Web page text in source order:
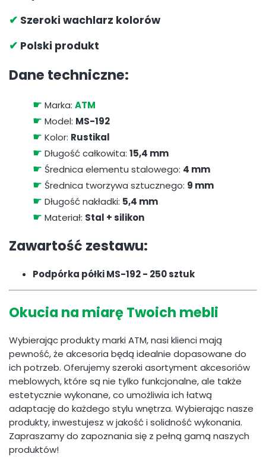
✔ Szeroki wachlarz kolorów
✔ Polski produkt
Dane techniczne:
☛ Marka: ATM
☛ Model: MS-192
☛ Kolor: Rustikal
☛ Długość całkowita: 15,4 mm
☛ Średnica elementu stalowego: 4 mm
☛ Średnica tworzywa sztucznego: 9 mm
☛ Długość nakładki: 5,4 mm
☛ Materiał: Stal + silikon
Zawartość zestawu:
Podpórka półki MS-192 - 250 sztuk
Okucia na miarę Twoich mebli
Wybierając produkty marki ATM, nasi klienci mają
pewność, że akcesoria będą idealnie dopasowane do
ich potrzeb. Oferujemy szeroki asortyment akcesoriów
meblowych, które są nie tylko funkcjonalne, ale także
estetycznie wykonane, co umożliwia ich łatwą
adaptację do każdego stylu wnętrza. Wybierając nasze
produkty, inwestujesz w jakość i solidność wykonania.
Zapraszamy do zapoznania się z pełną gamą naszych
produktów!